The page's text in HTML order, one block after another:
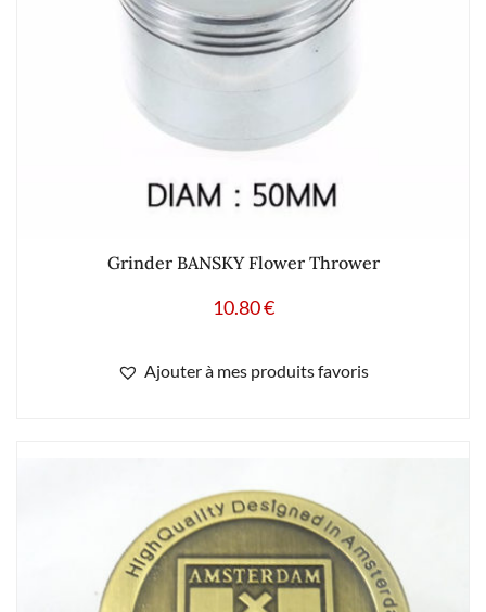
Grinder BANSKY Flower Thrower
10.80€
Ajouter à mes produits favoris